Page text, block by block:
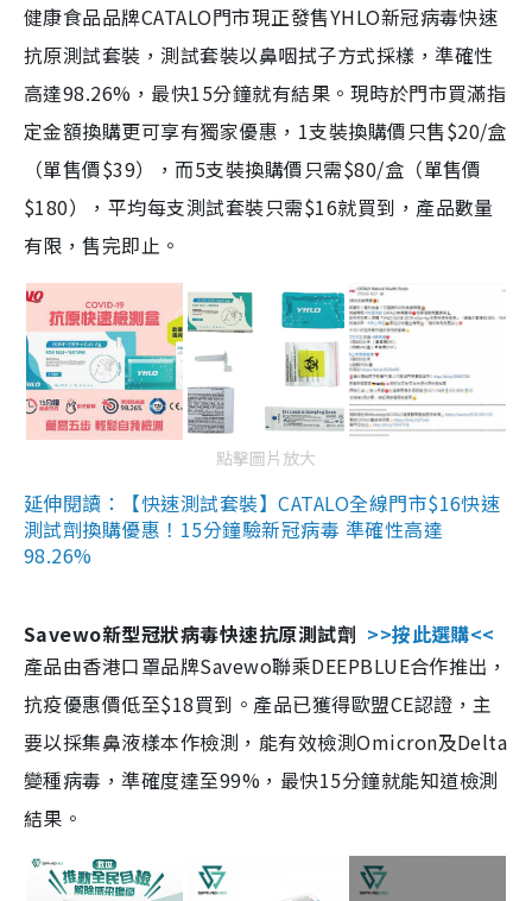
健康食品品牌CATALO門市現正發售YHLO新冠病毒快速
抗原測試套裝，測試套裝以鼻咽拭子方式採樣，準確性
高達98.26%，最快15分鐘就有結果。現時於門市買滿指
定金額換購更可享有獨家優惠，1支裝換購價只售$20/盒
（單售價$39），而5支裝換購價只需$80/盒（單售價
$180），平均每支測試套裝只需$16就買到，產品數量
有限，售完即止。
點擊圖片放大
延伸閱讀：【快速測試套裝】CATALO全線門市$16快速
測試劑換購優惠！15分鐘驗新冠病毒 準確性高達
98.26%
Savewo新型冠狀病毒快速抗原測試劑 >>按此選購<<
產品由香港口罩品牌Savewo聯乘DEEPBLUE合作推出，
抗疫優惠價低至$18買到。產品已獲得歐盟CE認證，主
要以採集鼻液樣本作檢測，能有效檢測Omicron及Delta
變種病毒，準確度達至99%，最快15分鐘就能知道檢測
結果。